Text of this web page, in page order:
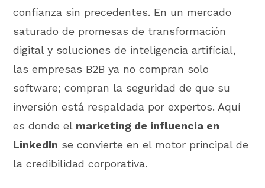
confianza sin precedentes. En un mercado
saturado de promesas de transformación
digital y soluciones de inteligencia artificial,
las empresas B2B ya no compran solo
software; compran la seguridad de que su
inversión está respaldada por expertos. Aquí
es donde el marketing de influencia en
LinkedIn se convierte en el motor principal de
la credibilidad corporativa.